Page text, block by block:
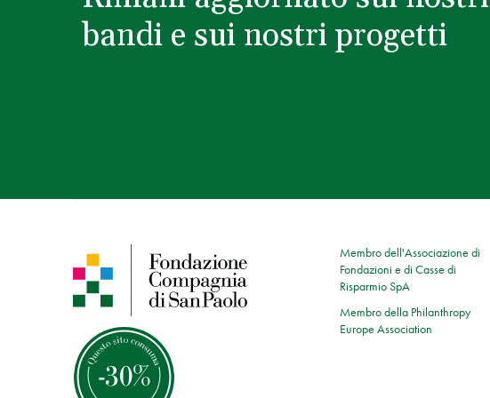
bandi e sui nostri progetti
Membro dell'Associazione di
Fondazioni e di Casse di
Risparmio SpA
Membro della Philanthropy
Europe Association